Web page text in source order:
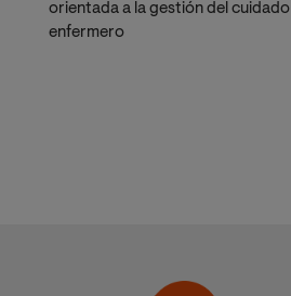
orientada a la gestión del cuidado
enfermero